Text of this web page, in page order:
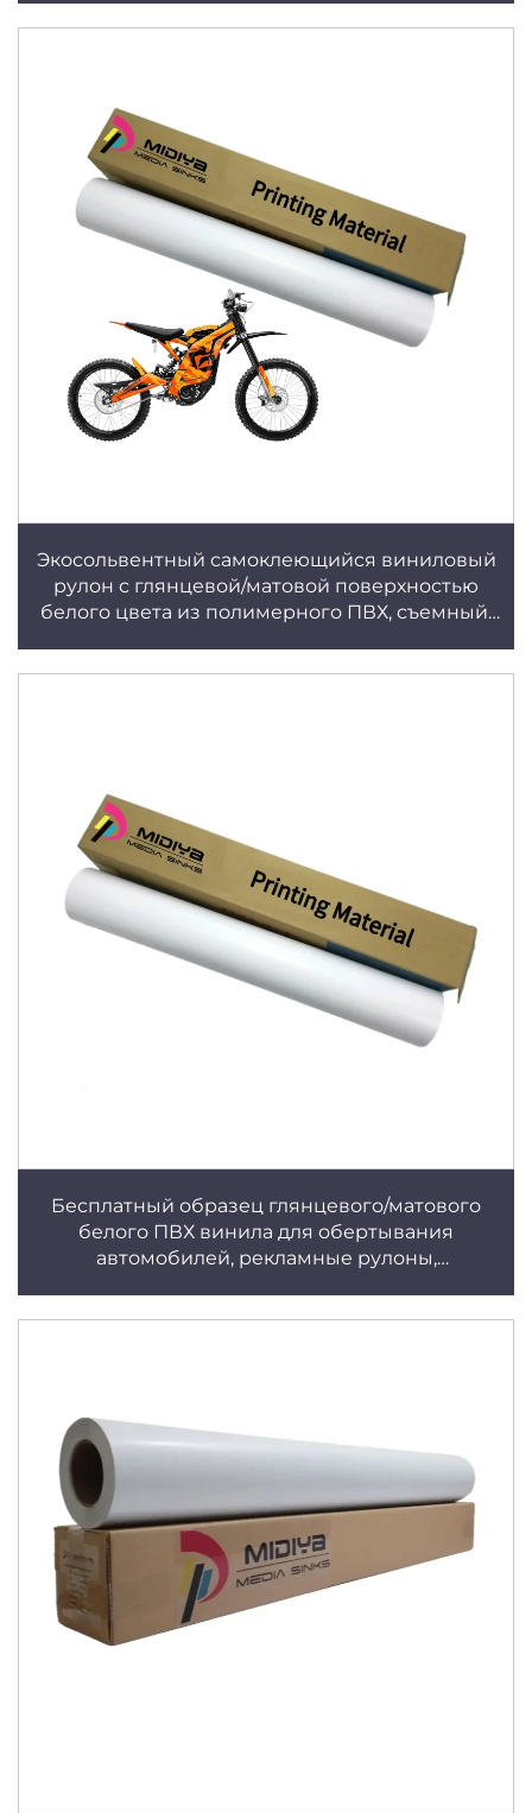
Экосольвентный самоклеющийся виниловый
рулон с глянцевой/матовой поверхностью
белого цвета из полимерного ПВХ, съемный,
Бесплатный образец глянцевого/матового
белого ПВХ винила для обертывания
автомобилей, рекламные рулоны,